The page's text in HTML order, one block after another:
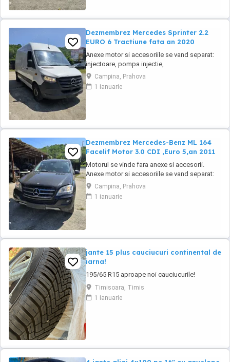
Dezmembrez Mercedes Sprinter 2.2
EURO 6 Tractiune fata an 2020
Anexe motor si accesoriile se vand separat:
injectoare, pompa injectie,
inalte,benzina,alternator, electromotor,
turbina, compresor clima, cutie de viteze,
planetare, amortizoare, componente
Campina, Prahova
1 ianuarie
Dezmembrez Mercedes-Benz ML 164
Facelif Motor 3.0 CDI ,Euro 5,an 2011
Motorul se vinde fara anexe si accesorii.
Anexe motor si accesoriile se vand separat:
injectoare, pompa injectie,
inalte,benzina,alternator, electromotor,
turbina, compresor clima, cutie de viteze,
Campina, Prahova
1 ianuarie
jante 15 plus cauciucuri continental de
iarna!
195/65 R15 aproape noi cauciucurile!
Timisoara, Timis
1 ianuarie